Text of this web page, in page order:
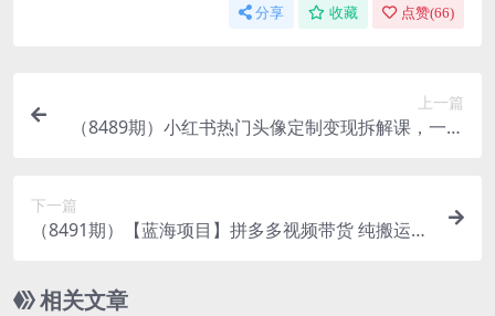
分享 收藏 点赞(66)
上一篇
（8489期）小红书热门头像定制变现拆解课，一条
下一篇
（8491期）【蓝海项目】拼多多视频带货 纯搬运一
相关文章